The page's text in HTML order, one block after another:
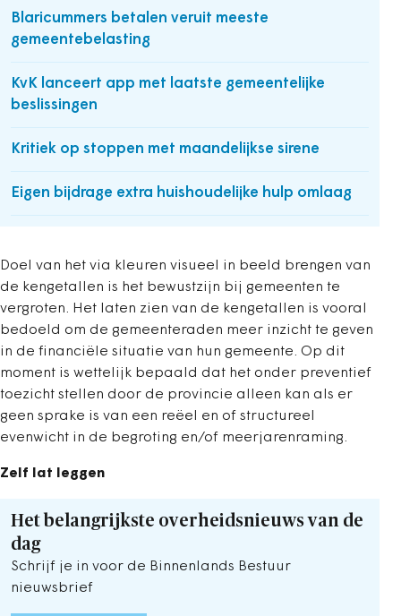
Blaricummers betalen veruit meeste
gemeentebelasting
KvK lanceert app met laatste gemeentelijke
beslissingen
Kritiek op stoppen met maandelijkse sirene
Eigen bijdrage extra huishoudelijke hulp omlaag
Doel van het via kleuren visueel in beeld brengen van
de kengetallen is het bewustzijn bij gemeenten te
vergroten. Het laten zien van de kengetallen is vooral
bedoeld om de gemeenteraden meer inzicht te geven
in de financiële situatie van hun gemeente. Op dit
moment is wettelijk bepaald dat het onder preventief
toezicht stellen door de provincie alleen kan als er
geen sprake is van een reëel en of structureel
evenwicht in de begroting en/of meerjarenraming.
Zelf lat leggen
Het belangrijkste overheidsnieuws van de
dag
Schrijf je in voor de Binnenlands Bestuur
nieuwsbrief